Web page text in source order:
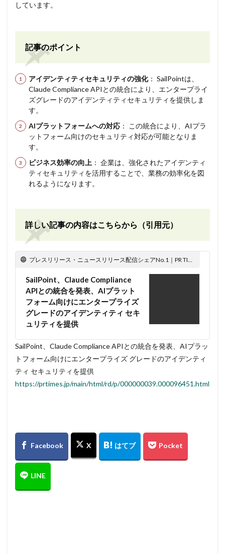
しています。
記事のポイント
アイデンティティセキュリティの強化： SailPointは、
Claude Compliance APIとの統合により、エンタープライ
ズグレードのアイデンティティセキュリティを提供しま
す。
AIプラットフォームへの対応 ： この統合により、AIプラ
ットフォーム向けのセキュリティ対応が可能となりま
す。
ビジネス効率の向上 ： 企業は、強化されたアイデンティ
ティセキュリティを活用することで、業務の効率化を図
れるようになります。
詳しい記事の内容はこちらから（引用元）
プレスリリース・ニュースリリース配信シェアNo.1｜PR TIMES
SailPoint、Claude Compliance
APIとの統合を発表、AIプラット
フォーム向けにエンタープライズ
グレードのアイデンティティ セキ
ュリティを提供
SailPoint、Claude Compliance APIとの統合を発表、AIプラッ
トフォーム向けにエンタープライズ グレードのアイデンティ
ティ セキュリティを提供
https://prtimes.jp/main/html/rd/p/000000039.000096451.html